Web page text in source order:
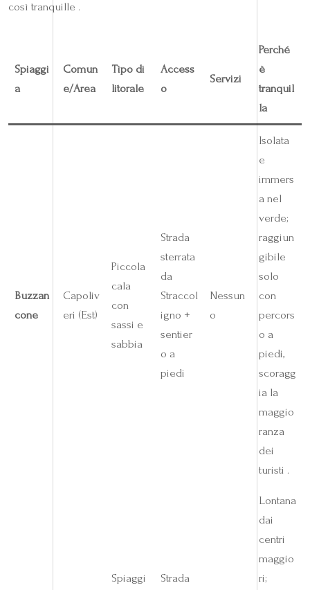
così tranquille .
Spiaggi
a
Comun
e/Area
Tipo di
litorale
Access
o
Servizi
Perché
è
tranquil
la
Buzzan
cone
Capoliv
eri (Est)
Piccola
cala
con
sassi e
sabbia
Strada
sterrata
da
Straccol
igno +
sentier
o a
piedi
Nessun
o
Isolata
e
immers
a nel
verde;
raggiun
gibile
solo
con
percors
o a
piedi,
scoragg
ia la
maggio
ranza
dei
turisti .
Spiaggi
Strada
Lontana
dai
centri
maggio
ri;